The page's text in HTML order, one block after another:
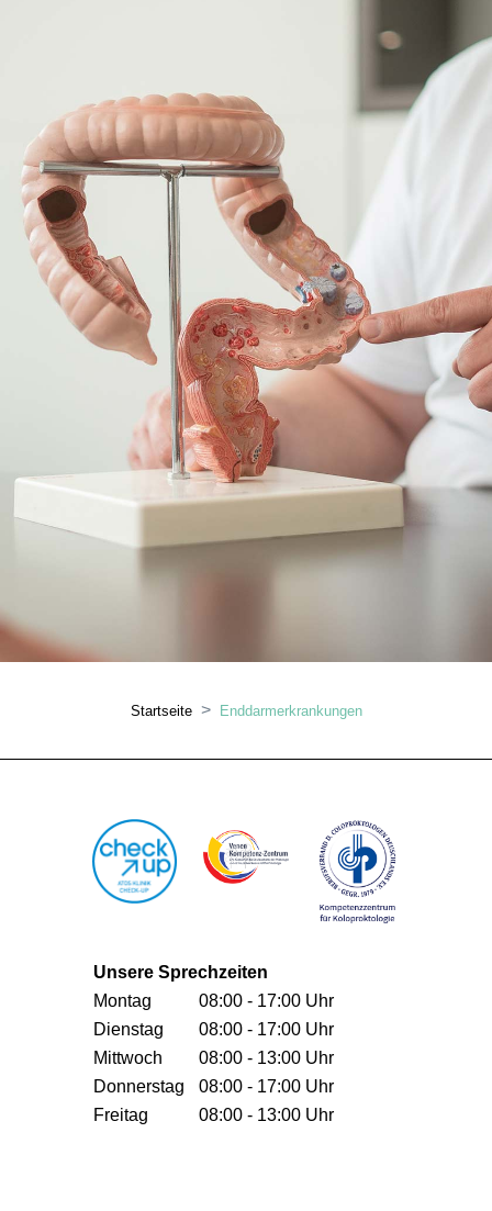
Startseite Enddarmerkrankungen
Unsere Sprechzeiten
Montag
08:00 - 17:00 Uhr
Dienstag
08:00 - 17:00 Uhr
Mittwoch
08:00 - 13:00 Uhr
Donnerstag
08:00 - 17:00 Uhr
Freitag
08:00 - 13:00 Uhr